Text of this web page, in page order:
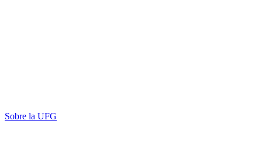
Sobre la UFG